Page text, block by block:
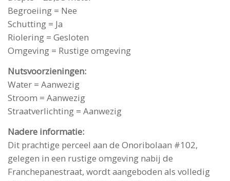
Begroeiing = Nee
Schutting = Ja
Riolering = Gesloten
Omgeving = Rustige omgeving
Nutsvoorzieningen:
Water = Aanwezig
Stroom = Aanwezig
Straatverlichting = Aanwezig
Nadere informatie:
Dit prachtige perceel aan de Onoribolaan #102,
gelegen in een rustige omgeving nabij de
Franchepanestraat, wordt aangeboden als volledig